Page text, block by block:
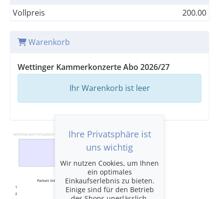
Vollpreis
200.00
Warenkorb
Wettinger Kammerkonzerte Abo 2026/27
Ihr Warenkorb ist leer
webShop.waitForSaalplan
Parkett links
Parkett rechts
1
2
Ihre Privatsphäre ist
uns wichtig
Wir nutzen Cookies, um Ihnen
ein optimales
Einkaufserlebnis zu bieten.
Einige sind für den Betrieb